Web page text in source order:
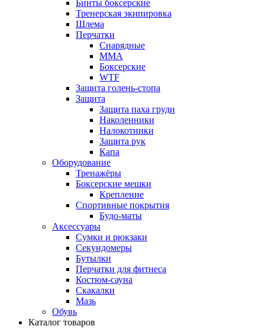
Бинты боксерские
Тренерская экипировка
Шлема
Перчатки
Снарядные
ММА
Боксерские
WTF
Защита голень-стопа
Защита
Защита паха груди
Наколенники
Налокотники
Защита рук
Капа
Оборудование
Тренажёры
Боксерские мешки
Крепление
Спортивные покрытия
Будо-маты
Аксессуары
Сумки и рюкзаки
Секундомеры
Бутылки
Перчатки для фитнеса
Костюм-сауна
Скакалки
Мазь
Обувь
Каталог товаров